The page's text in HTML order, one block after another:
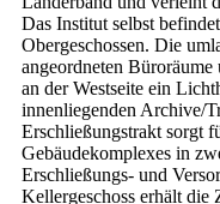
Das Institut selbst
Obergeschossen. Die
angeordneten Büroräume
an der Westseite ein
innenliegenden Archive/
Erschließungstrakt sorgt
Gebäudekomplexes in
Erschließungs- und
Kellergeschoss erhält die